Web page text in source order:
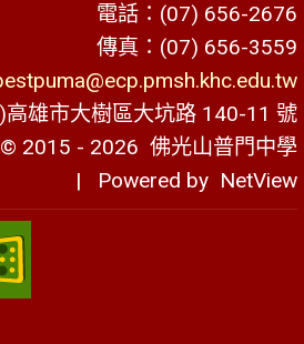
電話：(07) 656-2676
傳真：(07) 656-3559
雄市大樹區大坑路 140-11 號
2015 - 2026 佛光山普門中學
| Powered by NetView